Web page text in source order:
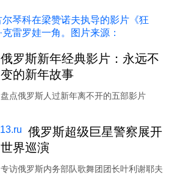
俄罗斯新年经典影片：永远不
变的新年故事
盘点俄罗斯人过新年离不开的五部影片
俄罗斯超级巨星警察展开
世界巡演
专访俄罗斯内务部队歌舞团团长叶利谢耶夫